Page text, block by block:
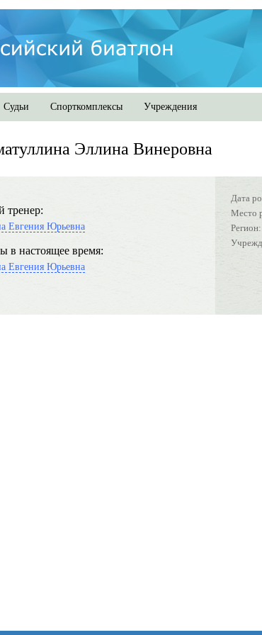
Судьи Спорткомплексы Учреждения
Эллина Винеровна
Дата
Место
Регион:
тренер:
Евгения Юрьевна
в настоящее время:
Евгения Юрьевна